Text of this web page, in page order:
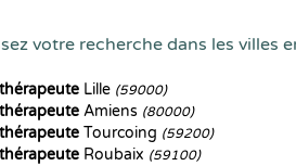
votre recherche dans les villes
Lille (59000)
Amiens (80000)
Tourcoing (59200)
Roubaix (59100)